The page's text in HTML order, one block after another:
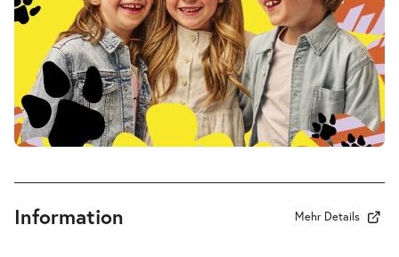
Drei Wasserschweine brennen durch-
Fr.
Fr. 09.04.2027
Tickets
Information Mehr Details